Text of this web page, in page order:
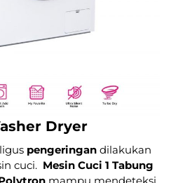
Dryer
pengeringan dilakukan
cuci. Mesin Cuci 1 Tabung
mampu mendeteksi